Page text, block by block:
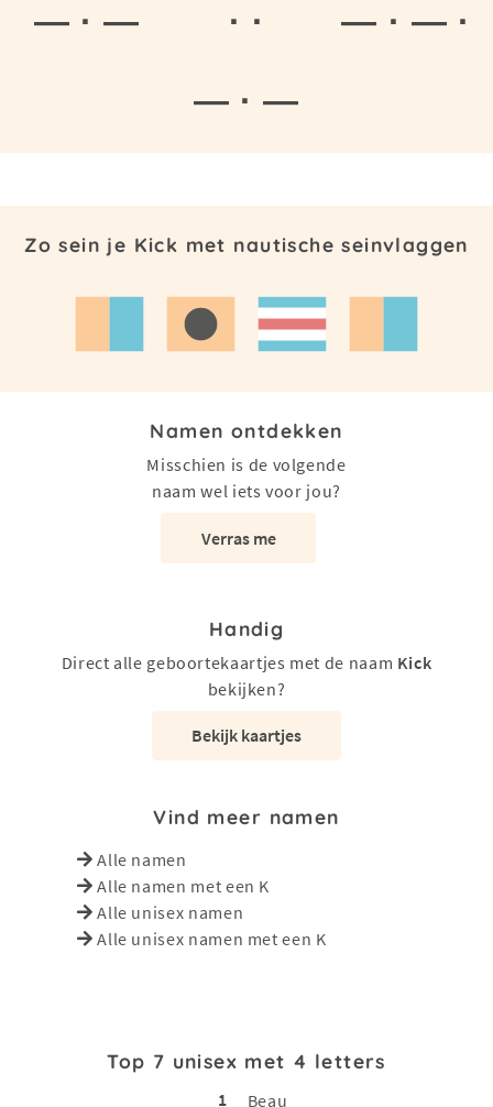
— · — · ·
— · — ·
— · —
Zo sein je Kick met nautische seinvlaggen
Namen ontdekken
Misschien is de volgende
naam wel iets voor jou?
Verras me
Handig
Direct alle geboortekaartjes met de naam Kick
bekijken?
Bekijk kaartjes
Vind meer namen
Alle namen
Alle namen met een K
Alle unisex namen
Alle unisex namen met een K
Top 7 unisex met 4 letters
1
Beau